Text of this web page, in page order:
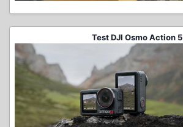
Test DJI Osmo Action 5